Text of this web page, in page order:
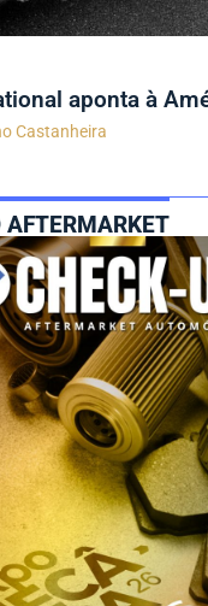
aponta à
Castanheira